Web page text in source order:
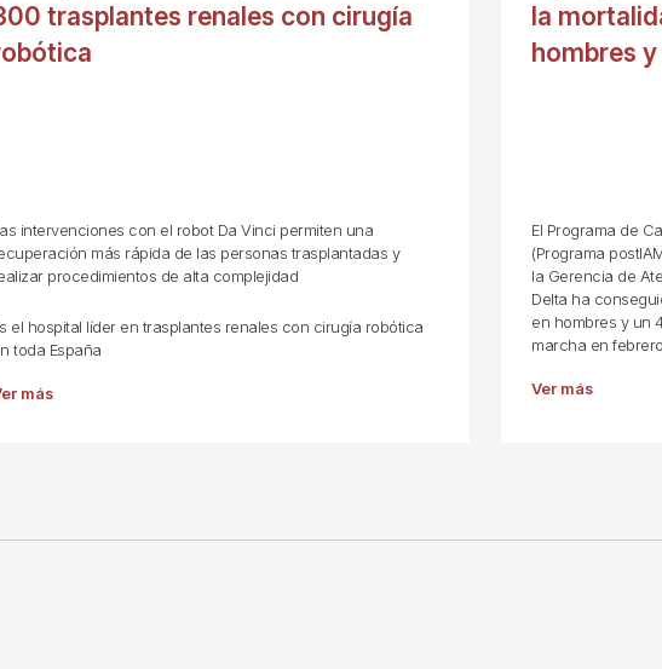
trasplantes renales con cirugía
intervenciones con el robot Da Vinci permiten una
más rápida de las personas trasplantadas y
procedimientos de alta complejidad
el hospital líder en trasplantes renales con cirugía robótica
toda España
más
la
hombres y
El Programa de
(Programa
la Gerencia de
Delta ha
en hombres y un
marcha en
Ver más